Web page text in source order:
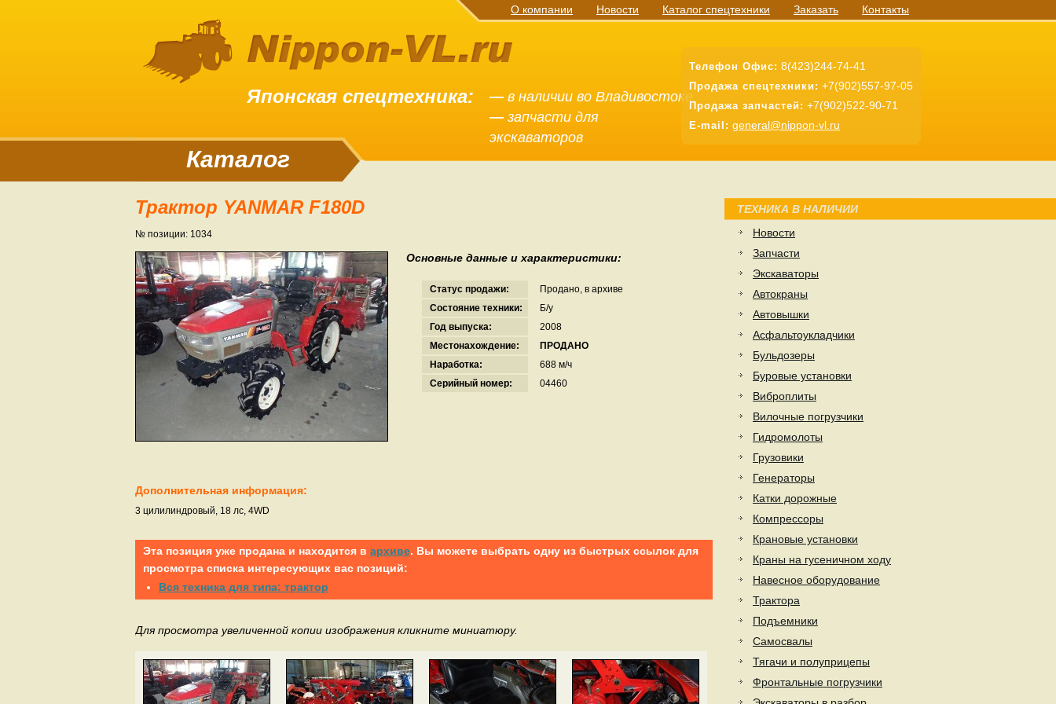
О компании Новости Каталог спецтехники Заказать Контакты
Японская спецтехника: — в наличии во Владивостоке
— запчасти для
экскаваторов
Телефон Офис: 8(423)244-74-41
Продажа спецтехники: +7(902)557-97-05
Продажа запчастей: +7(902)522-90-71
E-mail: general@nippon-vl.ru
Каталог
Трактор YANMAR F180D
№ позиции: 1034
Основные данные и характеристики:
Статус продажи:
Продано, в архиве
Состояние техники:
Б/у
Год выпуска:
2008
Местонахождение:
ПРОДАНО
Наработка:
688 м/ч
Серийный номер:
04460
Дополнительная информация:
3 цилилиндровый, 18 лс, 4WD
Эта позиция уже продана и находится в архиве. Вы можете выбрать одну из быстрых ссылок для
просмотра списка интересующих вас позиций:
Вся техника для типа: трактор
Для просмотра увеличенной копии изображения кликните миниатюру.
ТЕХНИКА В НАЛИЧИИ
Новости
Запчасти
Экскаваторы
Автокраны
Автовышки
Асфальтоукладчики
Бульдозеры
Буровые установки
Виброплиты
Вилочные погрузчики
Гидромолоты
Грузовики
Генераторы
Катки дорожные
Компрессоры
Крановые установки
Краны на гусеничном ходу
Навесное оборудование
Трактора
Подъемники
Самосвалы
Тягачи и полуприцепы
Фронтальные погрузчики